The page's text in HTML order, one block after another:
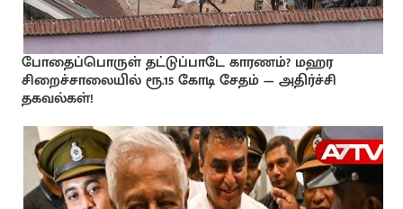
போதைப்பொருள் தட்டுப்பாடே காரணம்? மஹர
சிறைச்சாலையில் ரூ.15 கோடி சேதம் — அதிர்ச்சி
தகவல்கள்!